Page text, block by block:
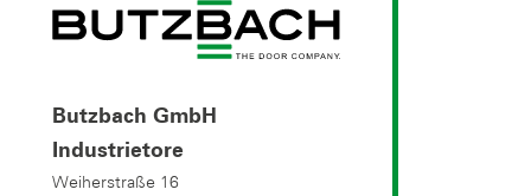
Butzbach GmbH
Industrietore
Weiherstraße 16